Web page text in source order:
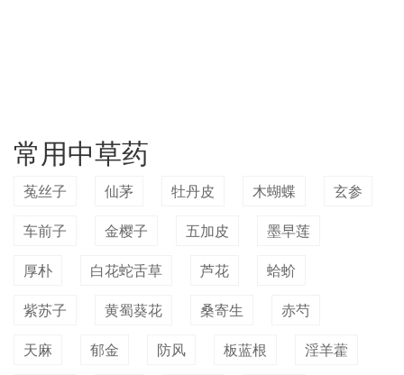
常用中草药
菟丝子 仙茅 牡丹皮 木蝴蝶
玄参
车前子
金樱子 五加皮
墨早莲
厚朴
白花蛇舌草 芦花
蛤蚧
紫苏子
黄蜀葵花 桑寄生
赤芍
天麻
郁金 防风 板蓝根
淫羊藿